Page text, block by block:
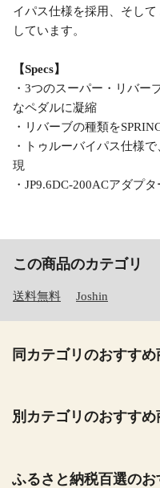
イパス仕様を採用、そし
しています。
【Specs】
・3つのスーパー・リバー
なペダルに凝縮
・リバーブの種類を
・トゥルーバイパス仕様
現
・JP9.6DC-200ACアダプ
この商品のカテゴリ
送料無料 Joshin
同カテゴリのおすすめ
別カテゴリのおすすめ
ふるさと納税百選の